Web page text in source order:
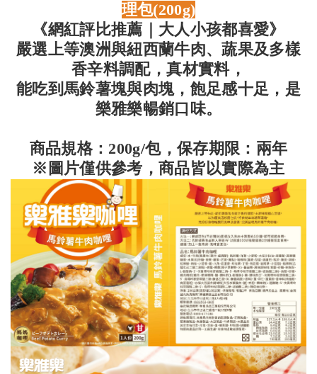
理包(200g)
《網紅評比推薦｜大人小孩都喜愛》
嚴選上等澳洲與紐西蘭牛肉、蔬果及多樣
香辛料調配，真材實料，
能吃到馬鈴薯塊與肉塊，飽足感十足，是
樂雅樂暢銷口味。
商品規格：200g/包，保存期限：兩年
※圖片僅供參考，商品皆以實際為主